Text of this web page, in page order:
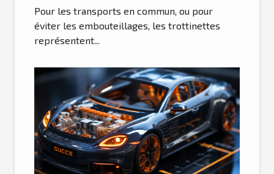
Pour les transports en commun, ou pour
éviter les embouteillages, les trottinettes
représentent...